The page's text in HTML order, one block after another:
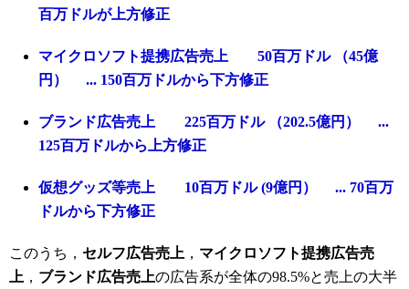
百万ドルが上方修正
マイクロソフト提携広告売上 50百万ドル （45億
円） ... 150百万ドルから下方修正
ブランド広告売上 225百万ドル （202.5億円） ...
125百万ドルから上方修正
仮想グッズ等売上 10百万ドル (9億円） ... 70百万
ドルから下方修正
このうち， セルフ広告売上 ， マイクロソフト提携広告売
上 ， ブランド広告売上の広告系が全体の98.5%と売上の大半